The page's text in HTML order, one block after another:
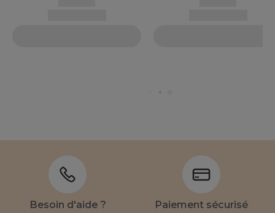
Besoin d'aide ?
Paiement sécurisé